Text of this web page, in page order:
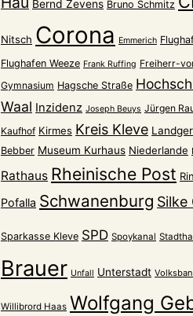
Bernd Zevens Bruno Schmitz
Nitsch Corona Emmerich
Flughafen Weeze Frank Ruffing Freiherr-
Gymnasium Hagsche Straße
Waal Inzidenz Joseph Beuys Jürgen
Kaufhof Kirmes Kreis Kleve
Bebber Museum Kurhaus Niederlande
Rathaus Rheinische Post
Pofalla Schwanenburg Silke
Sparkasse Kleve SPD Spoykanal
Brauer Unfall Unterstadt
Willibrord Haas Wolfgang